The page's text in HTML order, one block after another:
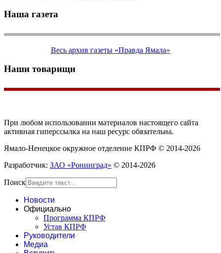
Наша газета
Весь архив газеты «Правда Ямала»
Наши товарищи
При любом использовании материалов настоящего сайта
активная гиперссылка на наш ресурс обязательна.
Ямало-Ненецкое окружное отделение КПРФ © 2014-2026
Разработчик: ЗАО «Ронинград» © 2014-2026
Поиск
Новости
Официально
Программа КПРФ
Устав КПРФ
Руководители
Медиа